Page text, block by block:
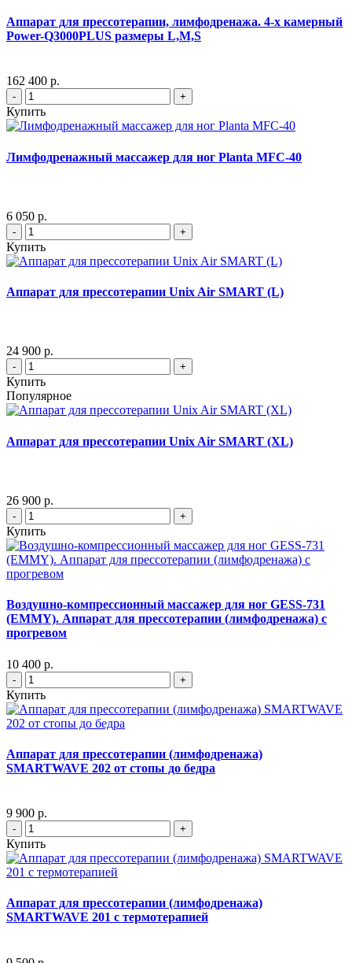
Аппарат для прессотерапии, лимфодренажа. 4-х камерный
Power-Q3000PLUS размеры L,M,S
162 400 р.
- +
Купить
Лимфодренажный массажер для ног Planta MFC-40
6 050 р.
- +
Купить
Аппарат для прессотерапии Unix Air SMART (L)
24 900 р.
- +
Купить
Популярное
Аппарат для прессотерапии Unix Air SMART (XL)
26 900 р.
- +
Купить
Воздушно-компрессионный массажер для ног GESS-731
(EMMY). Аппарат для прессотерапии (лимфодренажа) с
прогревом
10 400 р.
- +
Купить
Аппарат для прессотерапии (лимфодренажа)
SMARTWAVE 202 от стопы до бедра
9 900 р.
- +
Купить
Аппарат для прессотерапии (лимфодренажа)
SMARTWAVE 201 с термотерапией